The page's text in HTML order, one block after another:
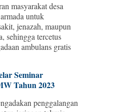
masyarakat desa
untuk
jenazah, maupun
sehingga tercetus
ambulans gratis
Seminar
Tahun 2023
penggalangan